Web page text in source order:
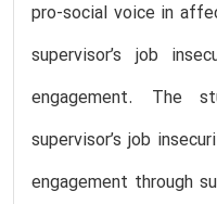
pro-social voice in
supervisor’s job
engagement. The
supervisor’s job
engagement through